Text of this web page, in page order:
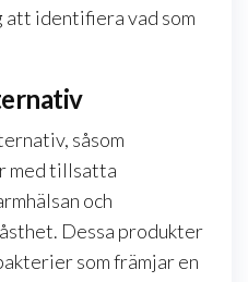
att identifiera vad som
såsom
med tillsatta
och
Dessa produkter
som främjar en